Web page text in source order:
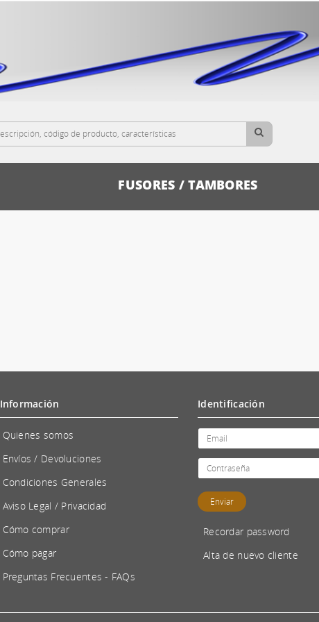
FUSORES / TAMBORES
Información
Quienes somos
Envíos / Devoluciones
Condiciones Generales
Aviso Legal / Privacidad
Cómo comprar
Cómo pagar
Preguntas Frecuentes - FAQs
Identificación
Recordar password
Alta de nuevo cliente